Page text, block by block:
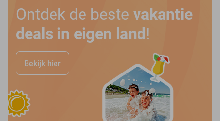
Ontdek de beste vakantie
deals in eigen land!
Bekijk hier